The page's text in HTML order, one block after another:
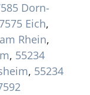
Dorn-
Eich,
Rhein,
, 55234
, 55234